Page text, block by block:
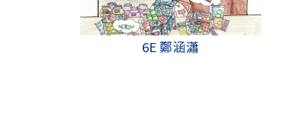
6E 鄭涵瀟